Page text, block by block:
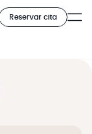
Reservar cita